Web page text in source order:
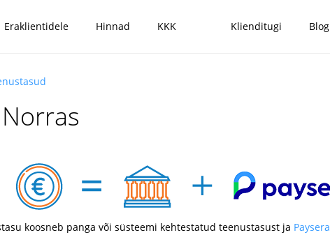
Eraklientidele Hinnad KKK Klienditugi
koosneb panga või süsteemi kehtestatud teenustasust ja